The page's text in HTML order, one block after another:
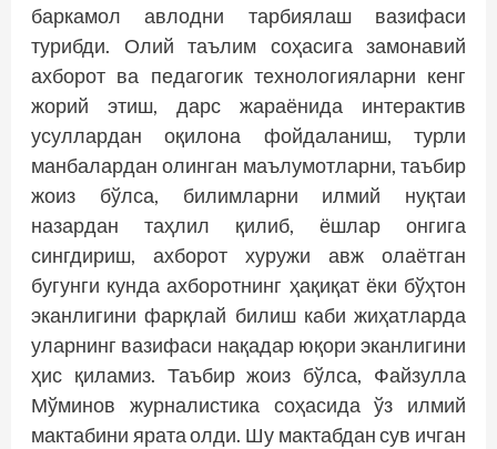
баркамол авлодни тарбиялаш вазифаси
турибди. Олий таълим соҳасига замонавий
ахборот ва педагогик технологияларни кенг
жорий этиш, дарс жараёнида интерактив
усуллардан оқилона фойдаланиш, турли
манбалардан олинган маълумотларни, таъбир
жоиз бўлса, билимларни илмий нуқтаи
назардан таҳлил қилиб, ёшлар онгига
сингдириш, ахборот хуружи авж олаётган
бугунги кунда ахборотнинг ҳақиқат ёки бўҳтон
эканлигини фарқлай билиш каби жиҳатларда
уларнинг вазифаси нақадар юқори эканлигини
ҳис қиламиз. Таъбир жоиз бўлса, Файзулла
Мўминов журналистика соҳасида ўз илмий
мактабини ярата олди. Шу мактабдан сув ичган